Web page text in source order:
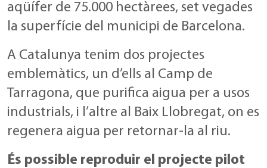
aqüífer de 75.000 hectàrees, set vegades
la superfície del municipi de Barcelona.
A Catalunya tenim dos projectes
emblemàtics, un d’ells al Camp de
Tarragona, que purifica aigua per a usos
industrials, i l’altre al Baix Llobregat, on es
regenera aigua per retornar-la al riu.
És possible reproduir el projecte pilot